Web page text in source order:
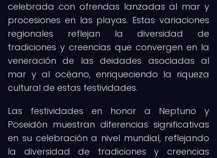
celebrada con ofrendas lanzadas al mar y
procesiones en las playas. Estas variaciones
regionales reflejan la diversidad de
tradiciones y creencias que convergen en la
veneración de las deidades asociadas al
mar y al océano, enriqueciendo la riqueza
cultural de estas festividades.
Las festividades en honor a Neptuno y
Poseidón muestran diferencias significativas
en su celebración a nivel mundial, reflejando
la diversidad de tradiciones y creencias